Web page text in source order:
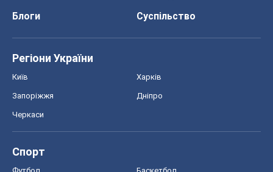
Блоги
Суспільство
Регіони України
Київ Харків
Запоріжжя Дніпро
Черкаси
Спорт